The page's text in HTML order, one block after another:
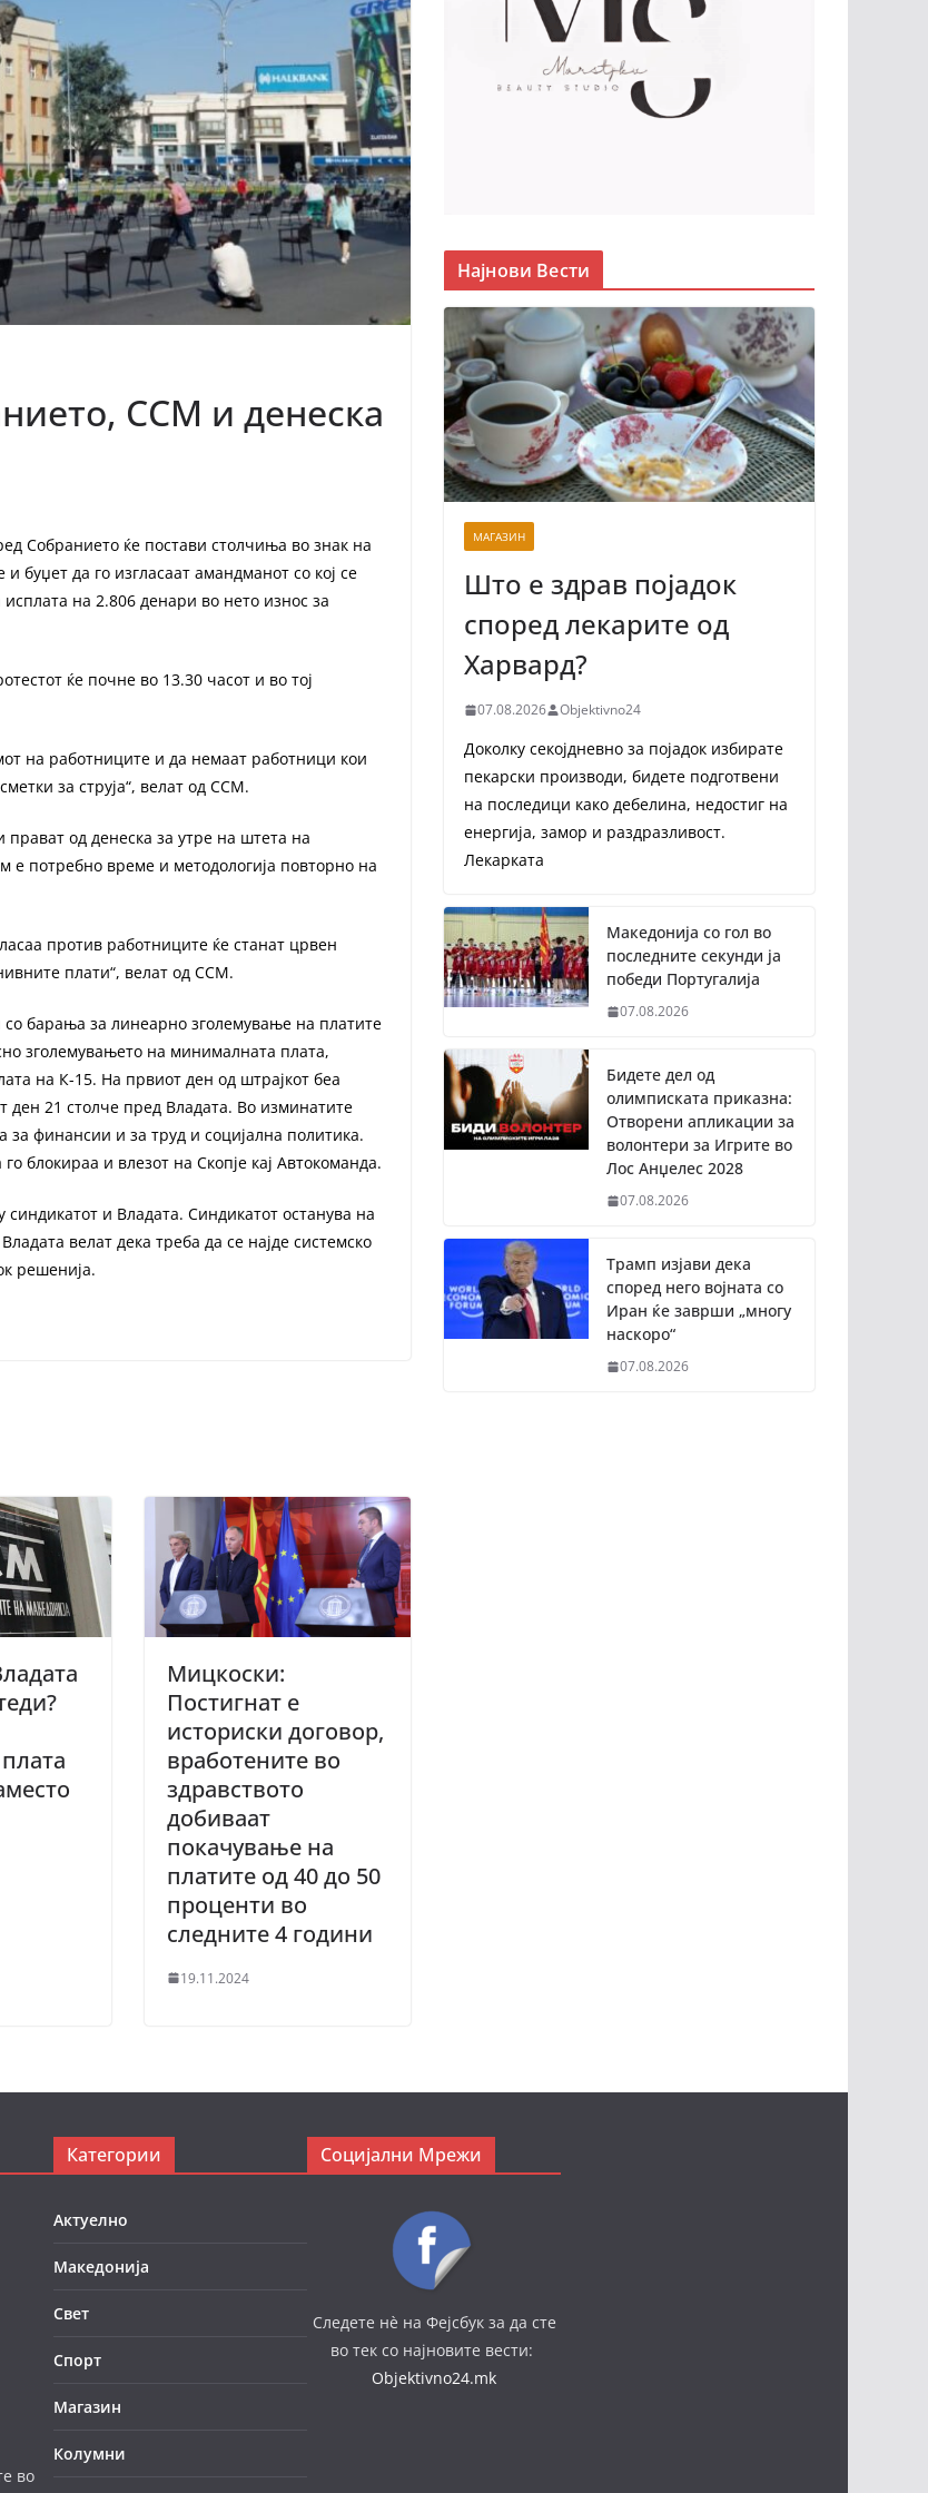
ССМ и денеска
Собранието ќе постави столчиња во знак на
да го изгласаат амандманот со кој се
на 2.806 денари во нето износ за
ќе почне во 13.30 часот и во тој
на работниците и да немаат работници кои
за струја“, велат од ССМ.
од денеска за утре на штета на
е потребно време и методологија повторно на
против работниците ќе станат црвен
плати“, велат од ССМ.
со барања за линеарно зголемување на платите
зголемувањето на минималната плата,
на К-15. На првиот ден од штрајкот беа
21 столче пред Владата. Во изминатите
финансии и за труд и социјална политика.
блокираа и влезот на Скопје кај Автокоманда.
и Владата. Синдикатот останува на
велат дека треба да се најде системско
решенија.
Мицкоски:
Постигнат е
историски договор,
вработените во
здравството
добиваат
покачување на
платите од 40 до 50
проценти во
следните 4 години
19.11.2024
Најнови Вести
МАГАЗИН
Што е здрав појадок
според лекарите од
Харвард?
07.08.2026 Objektivno24
Доколку секојдневно за појадок избирате
пекарски производи, бидете подготвени
на последици како дебелина, недостиг на
енергија, замор и раздразливост.
Лекарката
Македонија со гол во
последните секунди ја
победи Португалија
07.08.2026
Бидете дел од
олимписката приказна:
Отворени апликации за
волонтери за Игрите во
Лос Анџелес 2028
07.08.2026
Трамп изјави дека
според него војната со
Иран ќе заврши „многу
наскоро“
07.08.2026
во
Категории
Актуелно
Македонија
Свет
Спорт
Магазин
Колумни
Социјални Мрежи
Следете нè на Фејсбук за да сте
во тек со најновите вести:
Objektivno24.mk